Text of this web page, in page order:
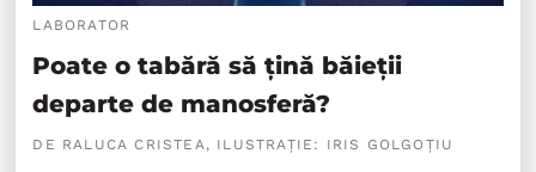
LABORATOR
Poate o tabără să țină băieții
departe de manosferă?
DE RALUCA CRISTEA, ILUSTRAȚIE: IRIS GOLGOȚIU